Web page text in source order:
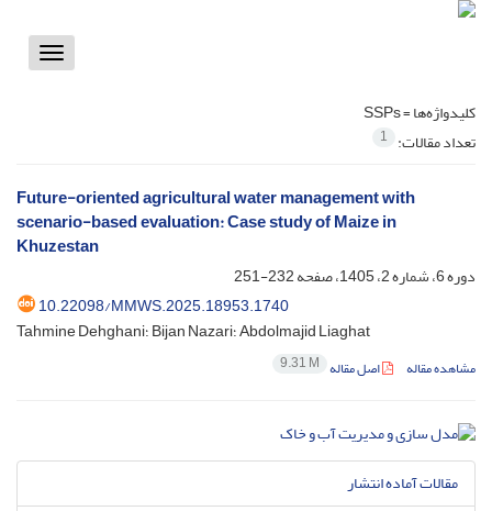
Toggle
کلیدواژه‌ها =SSPs
تعداد مقالات: 1
Future-oriented agricultural water management with
scenario-based evaluation: Case study of Maize in
Khuzestan
دوره 6، شماره 2، 1405، صفحه
232-251
10.22098/MMWS.2025.18953.1740
Tahmine Dehghani؛ Bijan Nazari؛ Abdolmajid Liaghat
مشاهده مقاله اصل مقاله 9.31 M
مقالات آماده انتشار